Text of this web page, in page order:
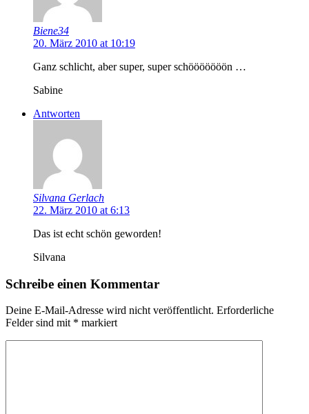
Biene34
20. März 2010 at 10:19
Ganz schlicht, aber super, super schööööööön …
Sabine
Antworten
Silvana Gerlach
22. März 2010 at 6:13
Das ist echt schön geworden!
Silvana
Schreibe einen Kommentar
Deine E-Mail-Adresse wird nicht veröffentlicht. Erforderliche
Felder sind mit * markiert